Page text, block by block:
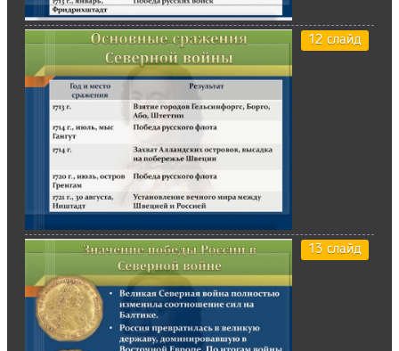
12 слайд
13 слайд